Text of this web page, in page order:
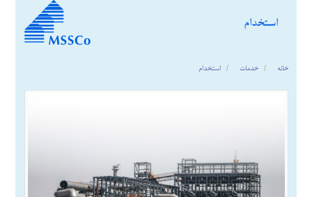
استخدام
خانه خدمات استخدام